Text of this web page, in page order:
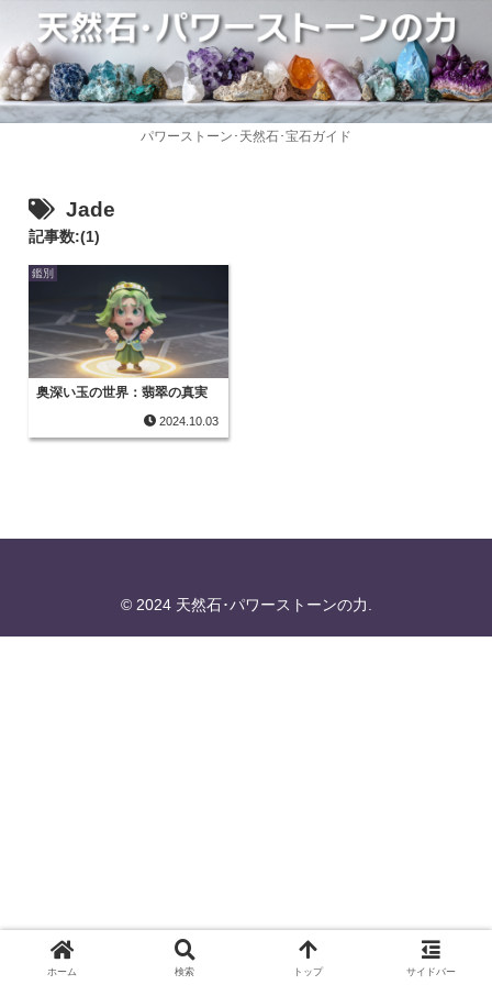
パワーストーン･天然石･宝石ガイド
Jade
記事数:(1)
鑑別
奥深い玉の世界：翡翠の真実
2024.10.03
© 2024 天然石･パワーストーンの力.
ホーム 検索 トップ サイドバー